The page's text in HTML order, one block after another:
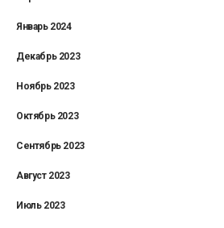
Январь 2024
Декабрь 2023
Ноябрь 2023
Октябрь 2023
Сентябрь 2023
Август 2023
Июль 2023